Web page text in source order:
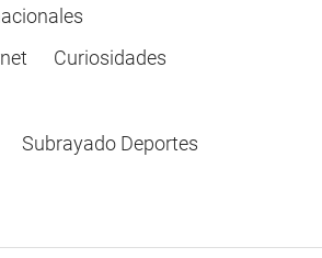
Curiosidades
Subrayado Deportes